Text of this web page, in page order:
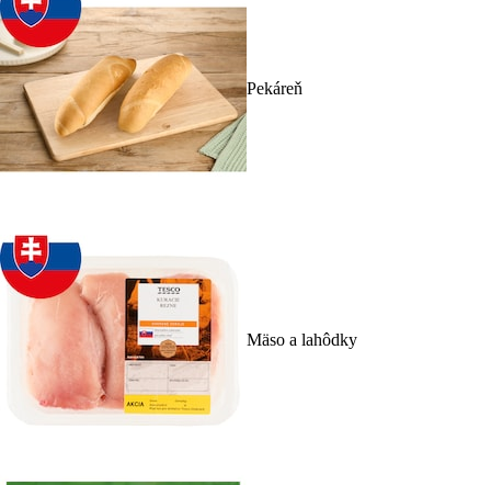
Pekáreň
Mäso a lahôdky